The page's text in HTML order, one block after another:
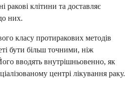
ракові клітини та доставляє
них.
класу протиракових методів
бути більш точними, ніж
вводять внутрішньовенно, як
центрі лікування раку.